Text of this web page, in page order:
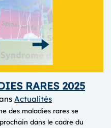
RARES 2025
Actualités
des maladies rares se
dans le cadre du